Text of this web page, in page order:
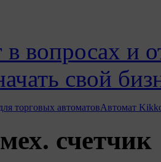
вопросах и
свой
торговых автоматовАвтомат
счетчик